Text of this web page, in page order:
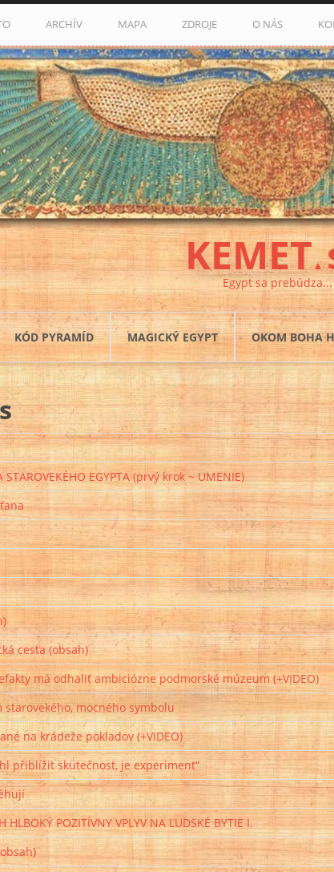
ARCHÍV MAPA ZDROJE O NÁS
KEMET▲
Egypt sa prebúdza...
KÓD PYRAMÍD MAGICKÝ EGYPT OKOM BOHA
EGYPTA (prvý krok ~ UMENIE)
cesta (obsah)
má odhaliť ambiciózne podmorské múzeum (+VIDEO)
starovekého, mocného symbolu
na krádeže pokladov (+VIDEO)
přiblížit skutečnost, je experiment“
POZITÍVNY VPLYV NA ĽUDSKÉ BYTIE I.